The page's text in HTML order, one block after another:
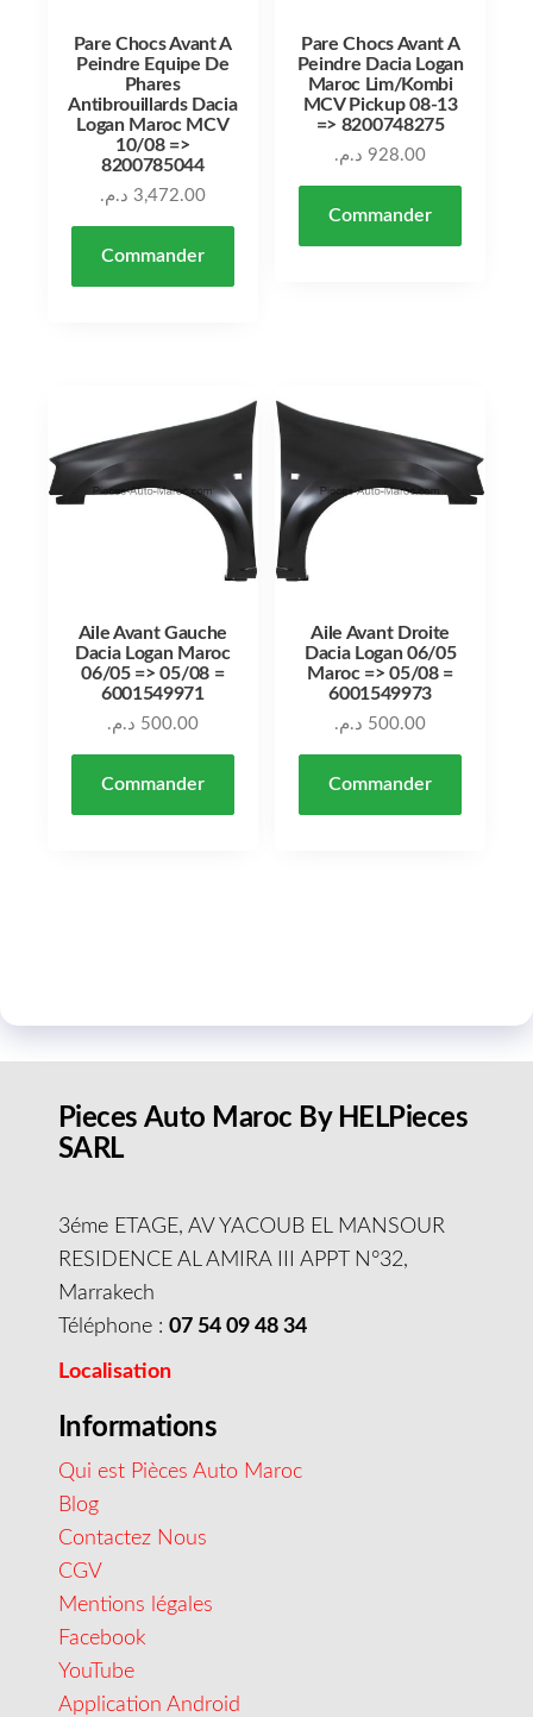
Pare Chocs Avant A
Peindre Equipe De
Phares
Antibrouillards Dacia
Logan Maroc MCV
10/08 =>
8200785044
3,472.00 د.م.
Commander
Pare Chocs Avant A
Peindre Dacia Logan
Maroc Lim/Kombi
MCV Pickup 08-13
=> 8200748275
928.00 د.م.
Commander
Aile Avant Gauche
Dacia Logan Maroc
06/05 => 05/08 =
6001549971
500.00 د.م.
Commander
Aile Avant Droite
Dacia Logan 06/05
Maroc => 05/08 =
6001549973
500.00 د.م.
Commander
Pieces Auto Maroc By HELPieces
SARL
3éme ETAGE, AV YACOUB EL MANSOUR
RESIDENCE AL AMIRA III APPT N°32,
Marrakech
Téléphone : 07 54 09 48 34
Localisation
Informations
Qui est Pièces Auto Maroc
Blog
Contactez Nous
CGV
Mentions légales
Facebook
YouTube
Application Android